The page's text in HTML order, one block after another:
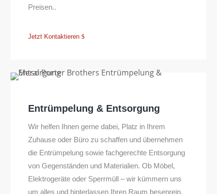
Preisen..
Jetzt Kontaktieren
Entrümpelung & Entsorgung
Wir helfen Ihnen gerne dabei, Platz in Ihrem
Zuhause oder Büro zu schaffen und übernehmen
die Entrümpelung sowie fachgerechte Entsorgung
von Gegenständen und Materialien. Ob Möbel,
Elektrogeräte oder Sperrmüll – wir kümmern uns
um alles und hinterlassen Ihren Raum besenrein.